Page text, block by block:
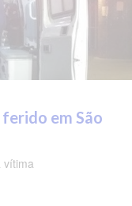
em São
vítima